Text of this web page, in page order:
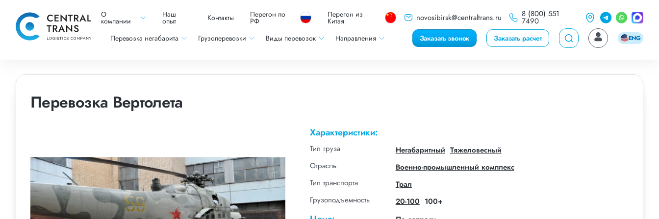
О
компании
Наш
опыт Контакты Перегон по
РФ
Перегон из
Китая novosibirsk@centraltrans.ru 8 (800) 551
7490
Перевозка негабарита Грузоперевозки Виды перевозок Направления Заказать звонок Заказать расчет ENG
Перевозка Вертолета
Характеристики:
Тип груза Негабаритный Тяжеловесный
Отрасль
Военно-промышленный комплекс
Тип транспорта
Трал
Грузоподъемность
20-100 100+